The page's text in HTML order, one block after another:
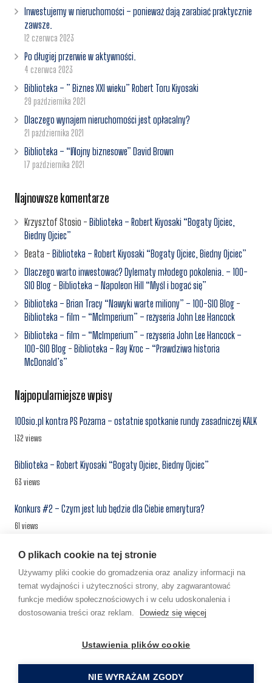
Inwestujemy w nieruchomości – ponieważ dają zarabiać praktycznie
zawsze.
12 czerwca 2023
Po długiej przerwie w aktywności.
4 czerwca 2023
Biblioteka – ” Biznes XXI wieku” Robert Toru Kiyosaki
29 października 2021
Dlaczego wynajem nieruchomości jest opłacalny?
21 października 2021
Biblioteka – “Wojny biznesowe” David Brown
17 października 2021
Najnowsze komentarze
Krzysztof Stosio - Biblioteka – Robert Kiyosaki “Bogaty Ojciec,
Biedny Ojciec”
Beata - Biblioteka – Robert Kiyosaki “Bogaty Ojciec, Biedny Ojciec”
Dlaczego warto inwestować? Dylematy młodego pokolenia. – 100-
SIO Blog - Biblioteka – Napoleon Hill “Myśl i bogać się”
Biblioteka – Brian Tracy “Nawyki warte miliony” – 100-SIO Blog -
Biblioteka – film – “McImperium” – reżyseria John Lee Hancock
Biblioteka – film – “McImperium” – reżyseria John Lee Hancock –
100-SIO Blog - Biblioteka – Ray Kroc – “Prawdziwa historia
McDonald’s”
Najpopularniejsze wpisy
100sio.pl kontra PS Pożarna – ostatnie spotkanie rundy zasadniczej KALK
132 views
Biblioteka – Robert Kiyosaki “Bogaty Ojciec, Biedny Ojciec”
63 views
Konkurs #2 – Czym jest lub będzie dla Ciebie emerytura?
61 views
“100-SIO” Apartamenty – kolejne inwestycje – ciąg dalszy
55 views
Centrum Inwestora #1 – najem prywatny, a najem w ramach
prowadzonej działalności gospodarczej
“100-SIO” BLOG SP. Z O. O. | KRS 0000852393 | NIP
O plikach cookie na tej stronie
Używamy pliki cookie do gromadzenia oraz analizy informacji na
temat wydajności i użyteczności strony, aby zagwarantować
funkcje mediów społecznościowych i w celu udoskonalenia i
dostosowania treści oraz reklam.
Dowiedz się więcej
Ustawienia plików cookie
NIE WYRAŻAM ZGODY